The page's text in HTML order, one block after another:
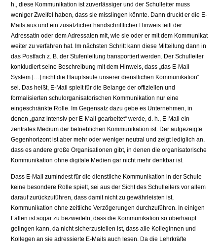
h., diese Kommunikation ist zuverlässiger und der Schulleiter muss
weniger Zweifel haben, dass sie misslingen könnte. Dann druckt er die E-
Mails aus und ein zusätzlicher handschriftlicher Hinweis teilt der
Adressatin oder dem Adressaten mit, wie sie oder er mit dem Kommunikat
weiter zu verfahren hat. Im nächsten Schritt kann diese Mitteilung dann in
das Postfach z. B. der Stufenleitung transportiert werden. Der Schulleiter
konkludiert seine Beschreibung mit dem Hinweis, dass „das E-Mail
System […] nicht die Hauptsäule unserer dienstlichen Kommunikation“
sei. Das heißt, E-Mail spielt für die Belange der offiziellen und
formalisierten schulorganisatorischen Kommunikation nur eine
eingeschränkte Rolle. Im Gegensatz dazu gebe es Unternehmen, in
denen „ganz intensiv per E-Mail gearbeitet“ werde, d. h., E-Mail ein
zentrales Medium der betrieblichen Kommunikation ist. Der aufgezeigte
Gegenhorizont ist aber mehr oder weniger neutral und zeigt lediglich an,
dass es andere große Organisationen gibt, in denen die organisatorische
Kommunikation ohne digitale Medien gar nicht mehr denkbar ist.
Dass E-Mail zumindest für die dienstliche Kommunikation in der Schule
keine besondere Rolle spielt, sei aus der Sicht des Schulleiters vor allem
darauf zurückzuführen, dass damit nicht zu gewährleisten ist,
Kommunikation ohne zeitliche Verzögerungen durchzuführen. In einigen
Fällen ist sogar zu bezweifeln, dass die Kommunikation so überhaupt
gelingen kann, da nicht sicherzustellen ist, dass alle Kolleginnen und
Kollegen an sie adressierte E-Mails auch lesen. Da die Lehrkräfte